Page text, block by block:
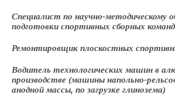
Специалист по научно-методическому
подготовки спортивных сборных команд
Ремонтировщик плоскостных
Водитель технологических машин в
производстве (машины напольно-
анодной массы, по загрузке глинозема)